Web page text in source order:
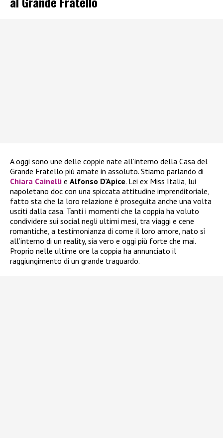
A oggi sono une delle coppie nate all’interno della Casa del
Grande Fratello più amate in assoluto. Stiamo parlando di
Chiara Cainelli e Alfonso D’Apice. Lei ex Miss Italia, lui
napoletano doc con una spiccata attitudine imprenditoriale,
fatto sta che la loro relazione è proseguita anche una volta
usciti dalla casa. Tanti i momenti che la coppia ha voluto
condividere sui social negli ultimi mesi, tra viaggi e cene
romantiche, a testimonianza di come il loro amore, nato sì
all’interno di un reality, sia vero e oggi più forte che mai.
Proprio nelle ultime ore la coppia ha annunciato il
raggiungimento di un grande traguardo.